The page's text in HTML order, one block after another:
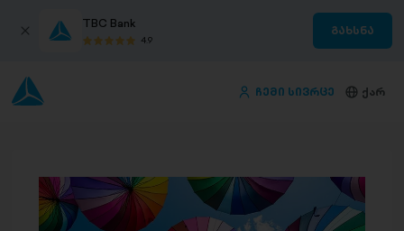
TBC Bank
4.9
გახსნა
ჩემი სივრცე ქარ